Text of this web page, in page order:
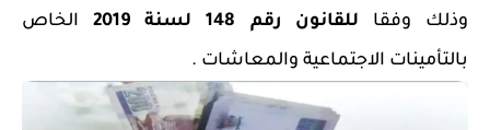
وذلك وفقا للقانون رقم 148 لسنة 2019
الخاص
بالتأمينات الاجتماعية والمعاشات .